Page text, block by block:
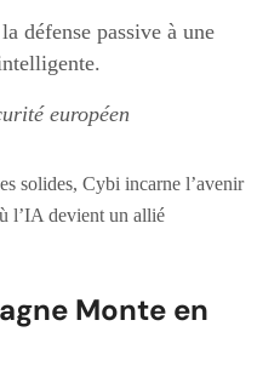
défense passive à une
européen
solides, Cybi incarne l’avenir
l’IA devient un allié
Monte en